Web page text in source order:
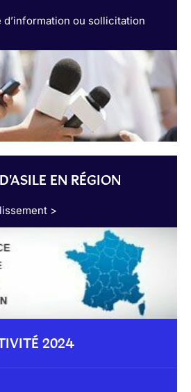
d’information ou sollicitation
EN RÉGION
>
2024